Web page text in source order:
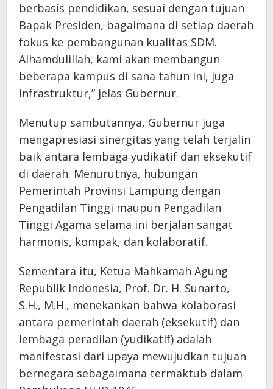
berbasis pendidikan, sesuai dengan tujuan
Bapak Presiden, bagaimana di setiap daerah
fokus ke pembangunan kualitas SDM.
Alhamdulillah, kami akan membangun
beberapa kampus di sana tahun ini, juga
infrastruktur,” jelas Gubernur.
​Menutup sambutannya, Gubernur juga
mengapresiasi sinergitas yang telah terjalin
baik antara lembaga yudikatif dan eksekutif
di daerah. Menurutnya, hubungan
Pemerintah Provinsi Lampung dengan
Pengadilan Tinggi maupun Pengadilan
Tinggi Agama selama ini berjalan sangat
harmonis, kompak, dan kolaboratif.
Sementara itu, Ketua Mahkamah Agung
Republik Indonesia, Prof. Dr. H. Sunarto,
S.H., M.H., menekankan bahwa kolaborasi
antara pemerintah daerah (eksekutif) dan
lembaga peradilan (yudikatif) adalah
manifestasi dari upaya mewujudkan tujuan
bernegara sebagaimana termaktub dalam